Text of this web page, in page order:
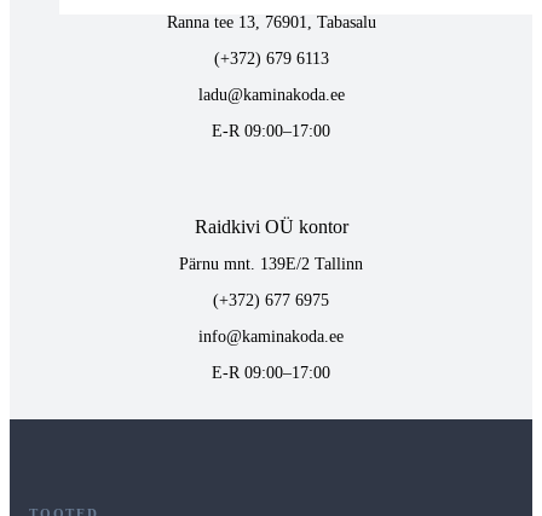
Ranna tee 13, 76901, Tabasalu
(+372) 679 6113
ladu@kaminakoda.ee
E-R 09:00–17:00
Raidkivi OÜ kontor
Pärnu mnt. 139E/2 Tallinn
(+372) 677 6975
info@kaminakoda.ee
E-R 09:00–17:00